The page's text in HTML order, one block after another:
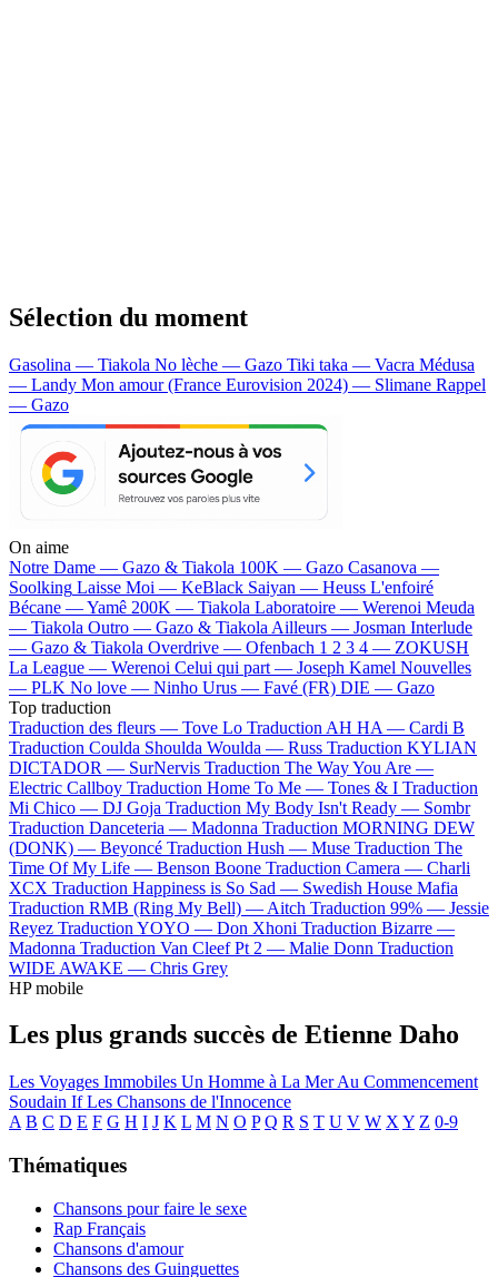
Sélection du moment
Gasolina — Tiakola No lèche — Gazo Tiki taka — Vacra Médusa
— Landy Mon amour (France Eurovision 2024) — Slimane Rappel
— Gazo
On aime
Notre Dame — Gazo & Tiakola 100K — Gazo Casanova —
Soolking Laisse Moi — KeBlack Saiyan — Heuss L'enfoiré
Bécane —Yamê 200K — Tiakola Laboratoire — Werenoi Meuda
— Tiakola Outro — Gazo & Tiakola Ailleurs — Josman Interlude
— Gazo & Tiakola Overdrive — Ofenbach 1 2 3 4 — ZOKUSH
La League — Werenoi Celui qui part — Joseph Kamel Nouvelles
— PLK No love — Ninho Urus — Favé (FR) DIE — Gazo
Top traduction
Traduction des fleurs — Tove Lo Traduction AH HA — Cardi B
Traduction Coulda Shoulda Woulda — Russ Traduction KYLIAN
DICTADOR — SurNervis Traduction The Way You Are —
Electric Callboy Traduction Home To Me — Tones & I Traduction
Mi Chico — DJ Goja Traduction My Body Isn't Ready — Sombr
Traduction Danceteria — Madonna Traduction MORNING DEW
(DONK) — Beyoncé Traduction Hush — Muse Traduction The
Time Of My Life — Benson Boone Traduction Camera — Charli
XCX Traduction Happiness is So Sad — Swedish House Mafia
Traduction RMB (Ring My Bell) — Aitch Traduction 99% — Jessie
Reyez Traduction YOYO — Don Xhoni Traduction Bizarre —
Madonna Traduction Van Cleef Pt 2 — Malie Donn Traduction
WIDE AWAKE — Chris Grey
HP mobile
Les plus grands succès de Etienne Daho
Les Voyages Immobiles Un Homme à La MerAu Commencement
Soudain IfLes Chansons de l'Innocence
A B C D E F G H I J K L M N O P Q R S T U V W X Y Z 0-9
Thématiques
Chansons pour faire le sexe
Rap Français
Chansons d'amour
Chansons des Guinguettes